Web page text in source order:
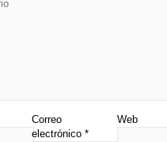
Correo
electrónico *
Web